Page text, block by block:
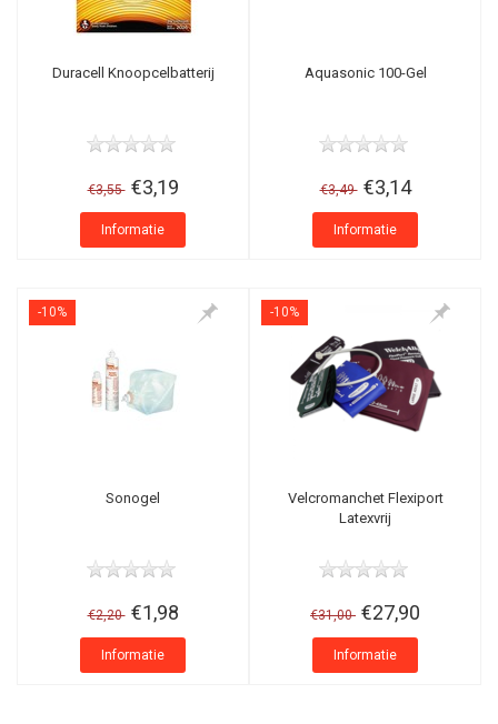
Duracell Knoopcelbatterij
€3,55 €3,19
Informatie
Aquasonic 100-Gel
€3,49 €3,14
Informatie
-10%
Sonogel
€2,20 €1,98
Informatie
-10%
Velcromanchet Flexiport
Latexvrij
€31,00 €27,90
Informatie